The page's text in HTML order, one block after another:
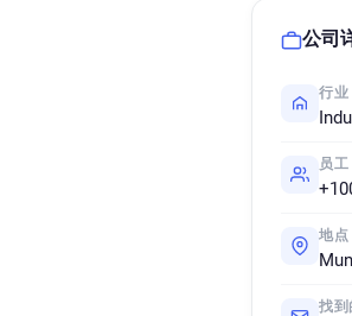
公司
行业
员工
地点
找到